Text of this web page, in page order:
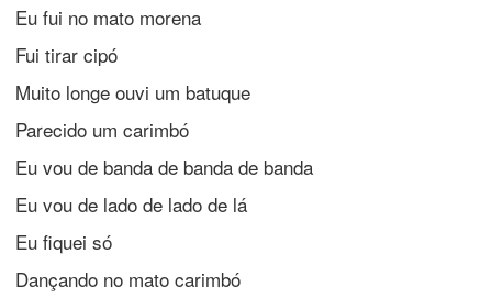
Eu fui no mato morena
Fui tirar cipó
Muito longe ouvi um batuque
Parecido um carimbó
Eu vou de banda de banda de banda
Eu vou de lado de lado de lá
Eu fiquei só
Dançando no mato carimbó